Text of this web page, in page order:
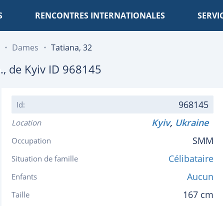
RENCONTRES INTERNATIONALES
Dames Tatiana, 32
de Kyiv ID 968145
Id: 968145
Location Kyiv, Ukraine
Occupation SMM
Situation de famille Célibataire
Enfants Aucun
Taille 167 cm